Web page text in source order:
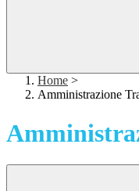
Home >
Amministrazione